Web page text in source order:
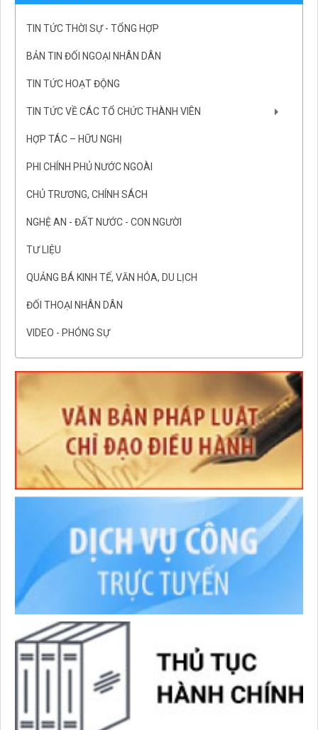
TIN TỨC THỜI SỰ - TỔNG HỢP
BẢN TIN ĐỐI NGOẠI NHÂN DÂN
TIN TỨC HOẠT ĐỘNG
TIN TỨC VỀ CÁC TỔ CHỨC THÀNH VIÊN
HỢP TÁC – HỮU NGHỊ
PHI CHÍNH PHỦ NƯỚC NGOÀI
CHỦ TRƯƠNG, CHÍNH SÁCH
NGHỆ AN - ĐẤT NƯỚC - CON NGƯỜI
TƯ LIỆU
QUẢNG BÁ KINH TẾ, VĂN HÓA, DU LỊCH
ĐỐI THOẠI NHÂN DÂN
VIDEO - PHÓNG SỰ